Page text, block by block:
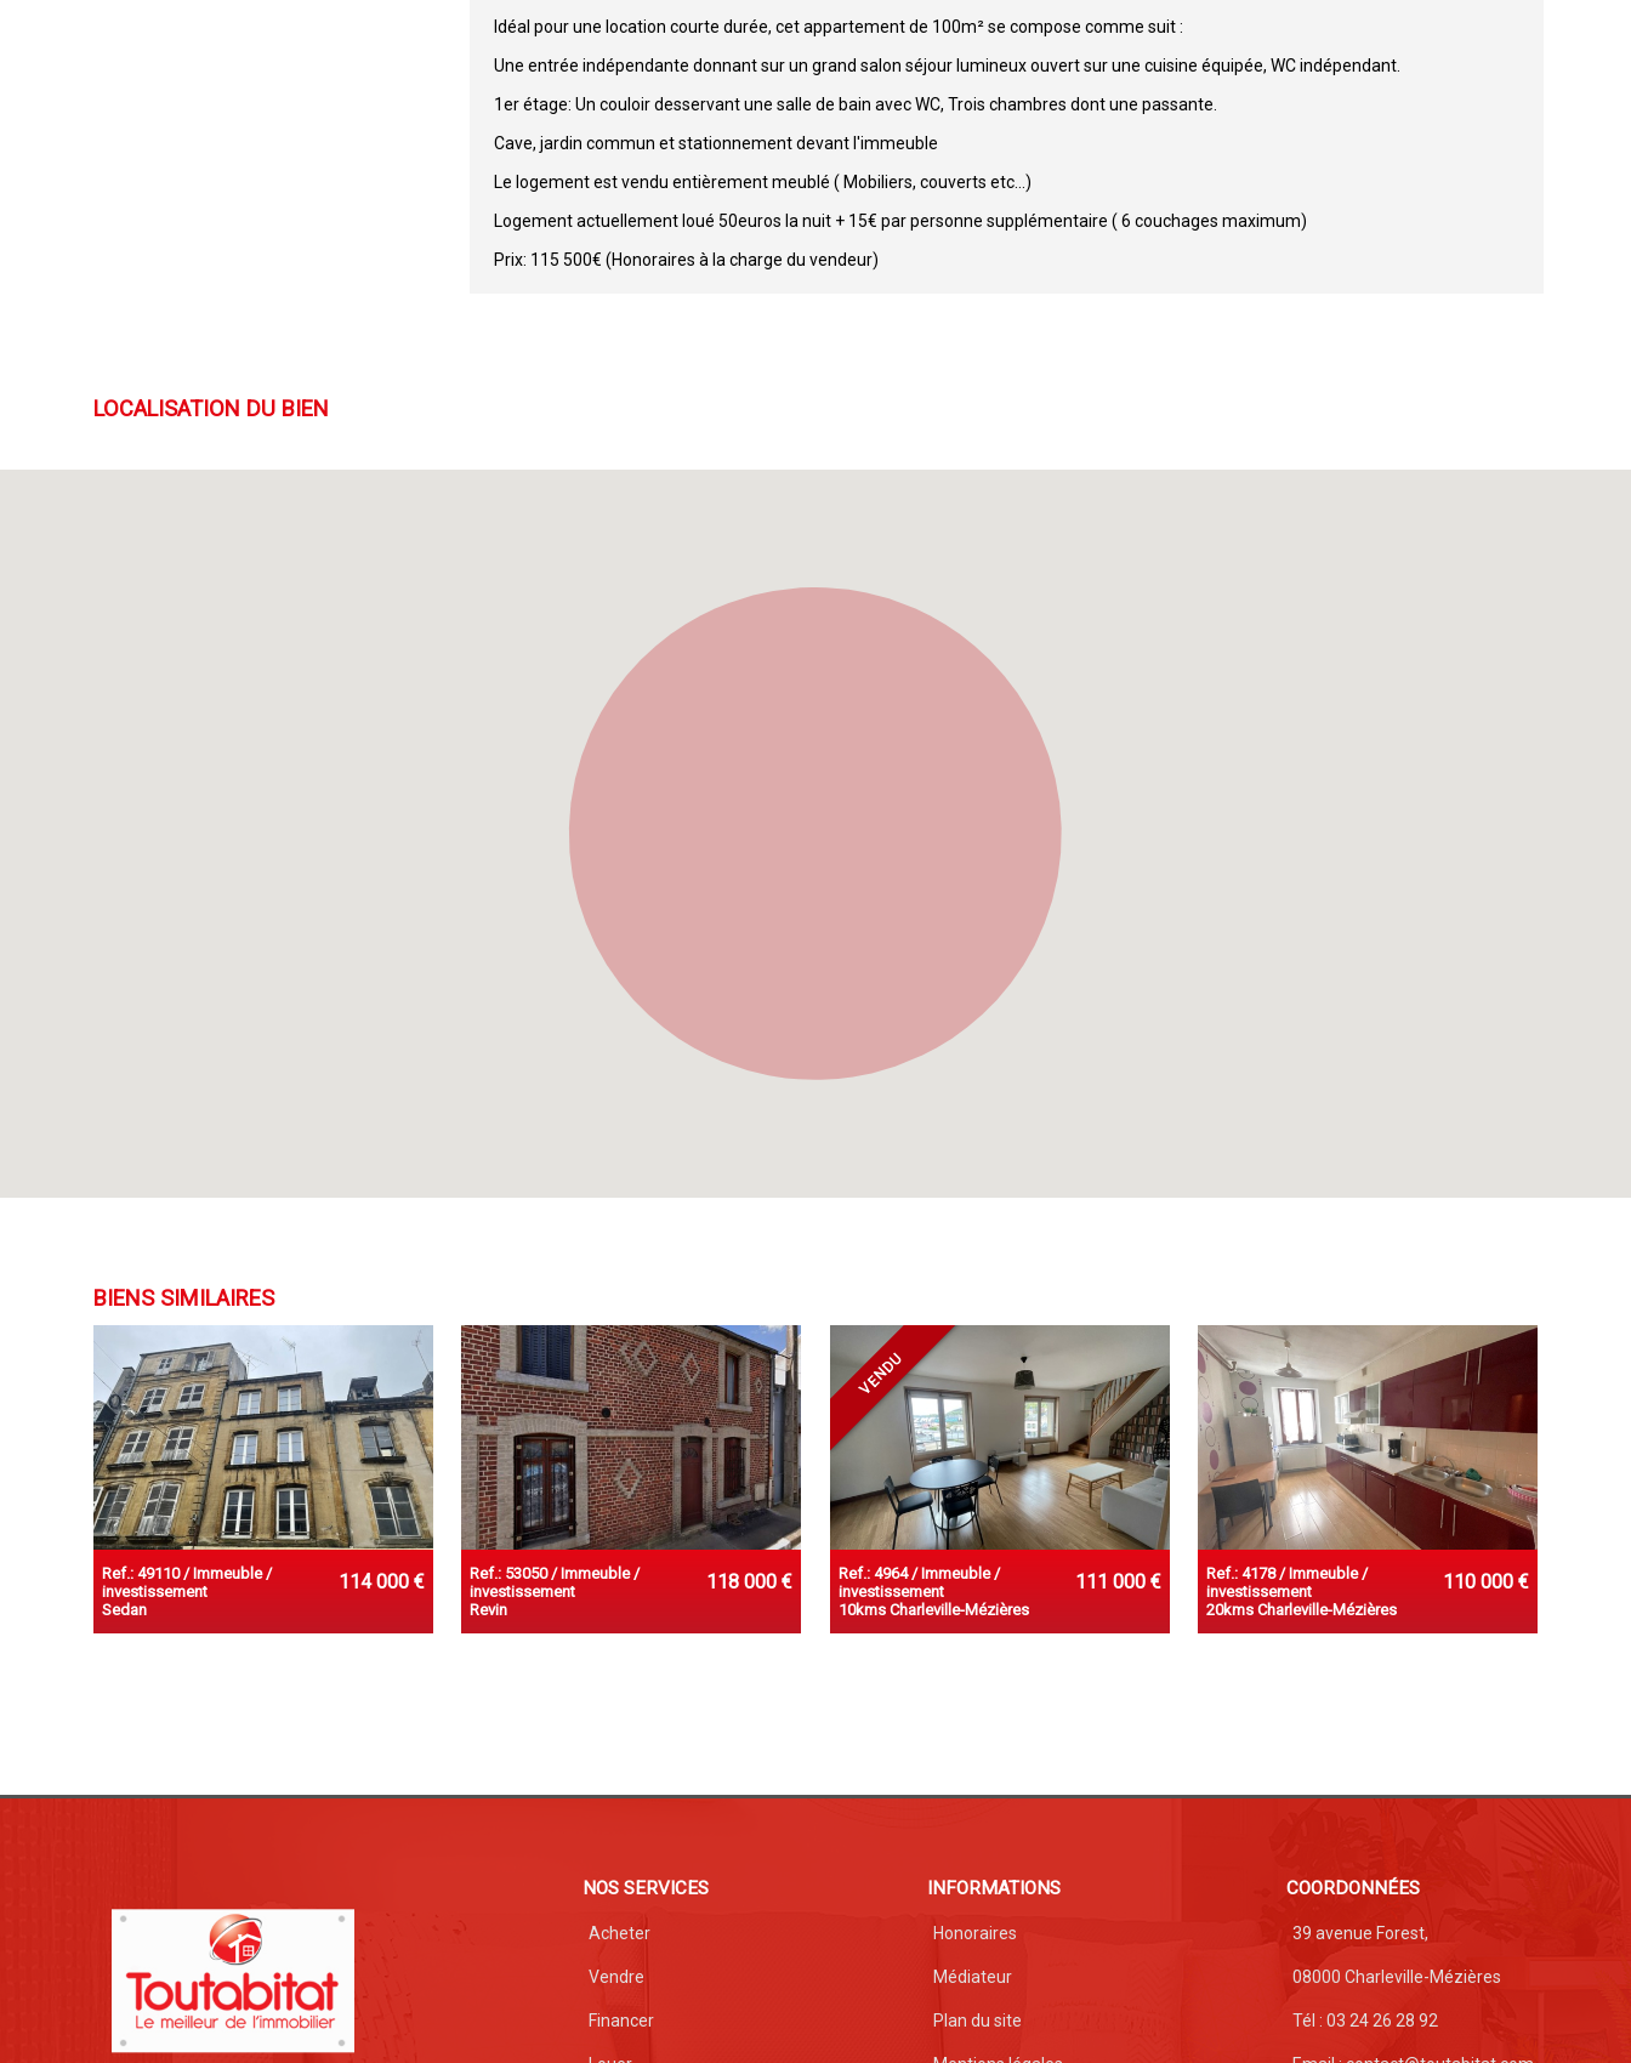
Idéal pour une location courte durée, cet appartement de 100m² se compose comme suit :
Une entrée indépendante donnant sur un grand salon séjour lumineux ouvert sur une cuisine équipée, WC indépendant.
1er étage: Un couloir desservant une salle de bain avec WC, Trois chambres dont une passante.
Cave, jardin commun et stationnement devant l'immeuble
Le logement est vendu entièrement meublé ( Mobiliers, couverts etc...)
Logement actuellement loué 50euros la nuit + 15€ par personne supplémentaire ( 6 couchages maximum)
Prix: 115 500€ (Honoraires à la charge du vendeur)
LOCALISATION DU BIEN
BIENS SIMILAIRES
Ref.: 49110 / Immeuble /
investissement
Sedan
114 000 €
Ref.: 53050 / Immeuble /
investissement
Revin
118 000 €
VENDU
Ref.: 4964 / Immeuble /
investissement
10kms Charleville-Mézières
111 000 €
Ref.: 4178 / Immeuble /
investissement
20kms Charleville-Mézières
110 000 €
NOS SERVICES
Acheter
Vendre
Financer
INFORMATIONS
Honoraires
Médiateur
Plan du site
COORDONNÉES
39 avenue Forest,
08000 Charleville-Mézières
Tél : 03 24 26 28 92